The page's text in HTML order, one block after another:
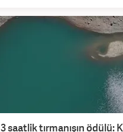
3 saatlik tırmanışın ödülü: